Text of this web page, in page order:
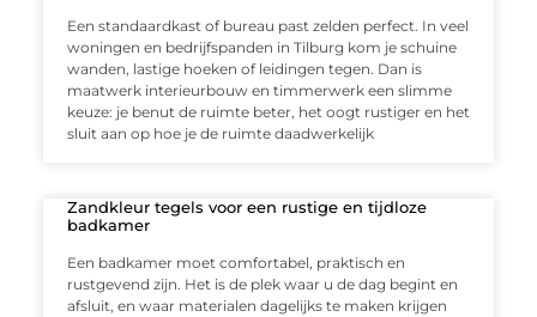
Een standaardkast of bureau past zelden perfect. In veel
woningen en bedrijfspanden in Tilburg kom je schuine
wanden, lastige hoeken of leidingen tegen. Dan is
maatwerk interieurbouw en timmerwerk een slimme
keuze: je benut de ruimte beter, het oogt rustiger en het
sluit aan op hoe je de ruimte daadwerkelijk
Zandkleur tegels voor een rustige en tijdloze
badkamer
Een badkamer moet comfortabel, praktisch en
rustgevend zijn. Het is de plek waar u de dag begint en
afsluit, en waar materialen dagelijks te maken krijgen